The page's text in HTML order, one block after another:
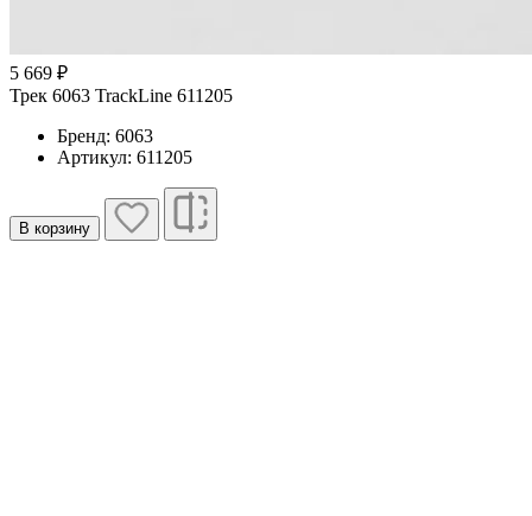
5 669 ₽
Трек 6063 TrackLine 611205
Бренд: 6063
Артикул: 611205
В корзину